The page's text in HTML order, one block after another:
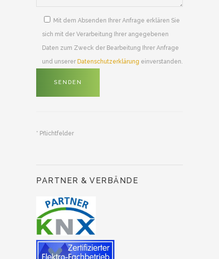
Mit dem Absenden Ihrer Anfrage erklären Sie
sich mit der Verarbeitung Ihrer angegebenen
Daten zum Zweck der Bearbeitung Ihrer Anfrage
und unserer Datenschutzerklärung einverstanden.
* Pflichtfelder
PARTNER & VERBÄNDE